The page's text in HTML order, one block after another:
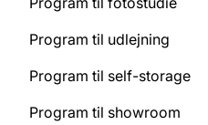
Program til udlejning
Program til self-storage
Program til showroom